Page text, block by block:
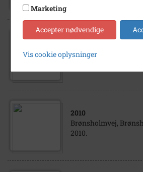
1981
Brønsholmvej 2,
2010
Brønsholmvej,
2010.
Marketing
Accepter nødvendige
Vis cookie oplysninger